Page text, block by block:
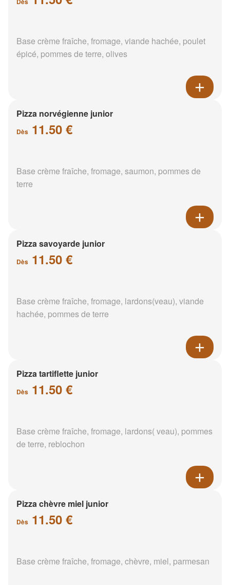
Base crème fraîche, fromage, viande hachée, poulet
épicé, pommes de terre, olives
Pizza norvégienne junior
Dès 11.50 €
Base crème fraîche, fromage, saumon, pommes de
terre
Pizza savoyarde junior
Dès 11.50 €
Base crème fraîche, fromage, lardons(veau), viande
hachée, pommes de terre
Pizza tartiflette junior
Dès 11.50 €
Base crème fraîche, fromage, lardons( veau), pommes
de terre, reblochon
Pizza chèvre miel junior
Dès 11.50 €
Base crème fraîche, fromage, chèvre, miel, parmesan